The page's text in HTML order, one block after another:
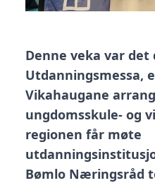
Denne veka var det
Utdanningsmessa,
Vikahaugane
ungdomsskule- og
regionen får møte
Bømlo Næringsråd